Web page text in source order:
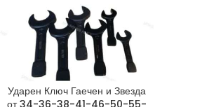
Ударен Ключ Гаечен и Звезда
от 34-36-38-41-46-50-55-